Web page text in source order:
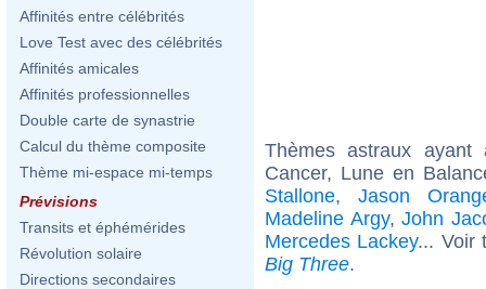
Affinités entre célébrités
Love Test avec des célébrités
Affinités amicales
Affinités professionnelles
Double carte de synastrie
Calcul du thème composite
Thème mi-espace mi-temps
Prévisions
Transits et éphémérides
Révolution solaire
Directions secondaires
Thèmes astraux
Cancer, Lune en
Stallone, Jason
Madeline Argy,John
Mercedes Lackey... Voir
Big Three.